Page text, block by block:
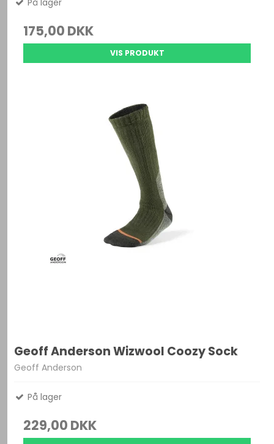
På lager
175,00 DKK
VIS PRODUKT
Geoff Anderson Wizwool Coozy Sock
Geoff Anderson
På lager
229,00 DKK